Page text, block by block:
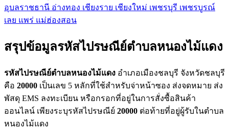
อุบลราชธานี อ่างทอง เชียงราย เชียงใหม่ เพชรบุรี เพชรบูรณ์
เลย แพร่ แม่ฮ่องสอน
สรุปข้อมูลรหัสไปรษณีย์ตำบลหนองไม้แดง
รหัสไปรษณีย์ตำบลหนองไม้แดง อำเภอเมืองชลบุรี จังหวัดชลบุรี
คือ 20000 เป็นเลข 5 หลักที่ใช้สำหรับจ่าหน้าซอง ส่งจดหมาย ส่ง
พัสดุ EMS ลงทะเบียน หรือกรอกที่อยู่ในการสั่งซื้อสินค้า
ออนไลน์ เพียงระบุรหัสไปรษณีย์ 20000 ต่อท้ายที่อยู่ผู้รับในตำบล
หนองไม้แดง